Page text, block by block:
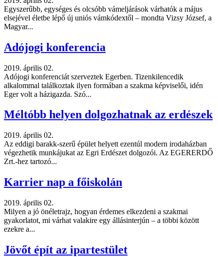
Egyszerűbb, egységes és olcsóbb vámeljárások várhatók a május
elsejével életbe lépő új uniós vámkódextől – mondta Vizsy József, a
Magyar...
Adójogi konferencia
2019. április 02.
Adójogi konferenciát szerveztek Egerben. Tizenkilencedik
alkalommal találkoztak ilyen formában a szakma képviselői, idén
Eger volt a házigazda. Szó...
Méltóbb helyen dolgozhatnak az erdészek
2019. április 02.
Az eddigi barakk-szerű épület helyett ezentúl modern irodaházban
végezhetik munkájukat az Egri Erdészet dolgozói. Az EGERERDŐ
Zrt.-hez tartozó...
Karrier nap a főiskolán
2019. április 02.
Milyen a jó önéletrajz, hogyan érdemes elkezdeni a szakmai
gyakorlatot, mi várhat valakire egy állásinterjún – a többi között
ezekre a...
Jövőt épít az ipartestület